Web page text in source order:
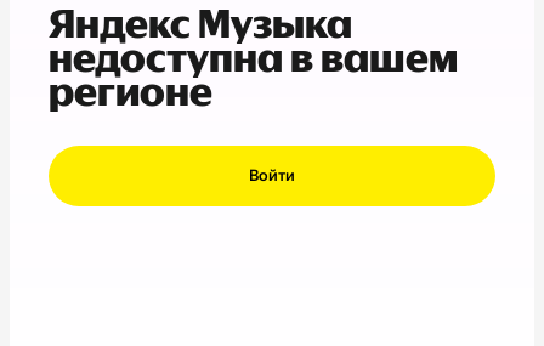
Яндекс Музыка
недоступна в вашем
регионе
Войти